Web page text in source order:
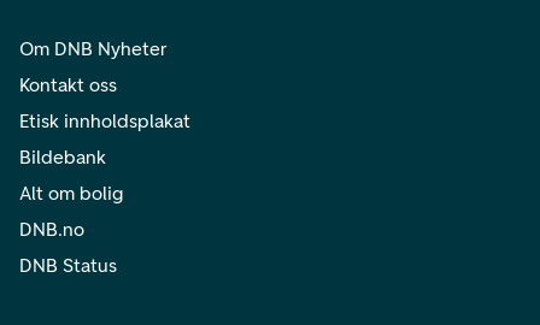
Om DNB Nyheter
Kontakt oss
Etisk innholdsplakat
Bildebank
Alt om bolig
DNB.no
DNB Status